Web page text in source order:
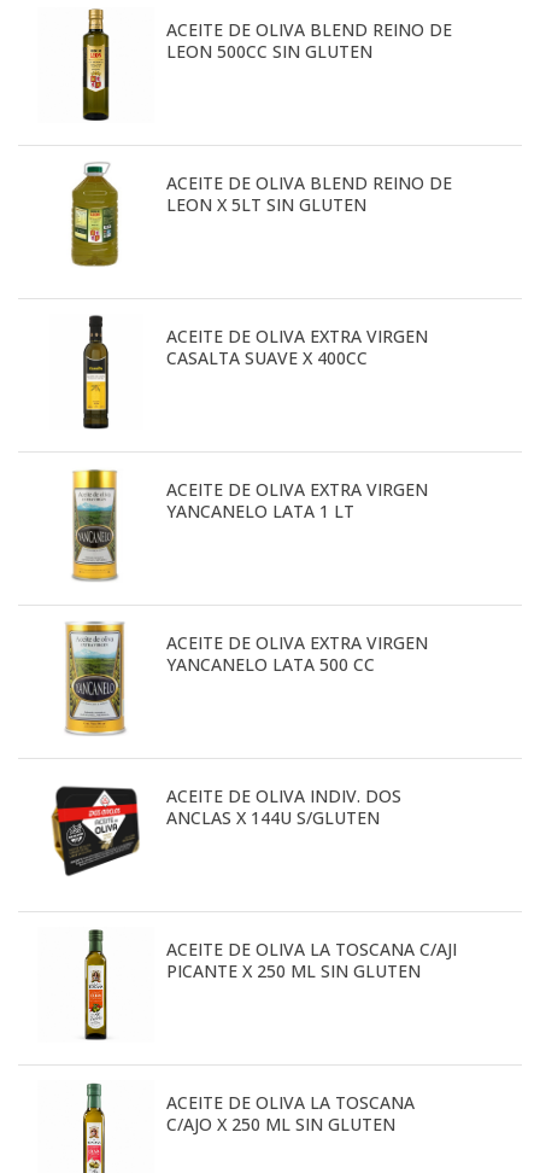
ACEITE DE OLIVA BLEND REINO DE
LEON 500CC SIN GLUTEN
ACEITE DE OLIVA BLEND REINO DE
LEON X 5LT SIN GLUTEN
ACEITE DE OLIVA EXTRA VIRGEN
CASALTA SUAVE X 400CC
ACEITE DE OLIVA EXTRA VIRGEN
YANCANELO LATA 1 LT
ACEITE DE OLIVA EXTRA VIRGEN
YANCANELO LATA 500 CC
ACEITE DE OLIVA INDIV. DOS
ANCLAS X 144U S/GLUTEN
ACEITE DE OLIVA LA TOSCANA C/AJI
PICANTE X 250 ML SIN GLUTEN
ACEITE DE OLIVA LA TOSCANA
C/AJO X 250 ML SIN GLUTEN